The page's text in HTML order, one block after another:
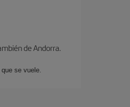
de Andorra.
se vuele.